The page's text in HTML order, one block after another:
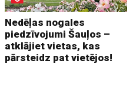
Nedēļas nogales
piedzīvojumi Šauļos –
atklājiet vietas, kas
pārsteidz pat vietējos!